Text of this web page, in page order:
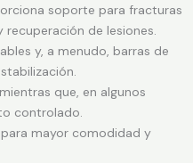
soporte para fracturas
de lesiones.
y, a menudo, barras de
que, en algunos
controlado.
mayor comodidad y